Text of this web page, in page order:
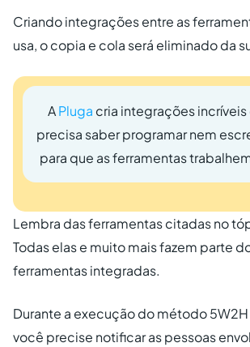
Criando integrações entre as
usa, o copia e cola será eliminado da
APluga cria integrações incríveis
precisa saber programar nem
para que as ferramentas
Lembra das ferramentas citadas no
Todas elas e muito mais fazem parte
ferramentas integradas.
Durante a execução do método
você precise notificar as pessoas